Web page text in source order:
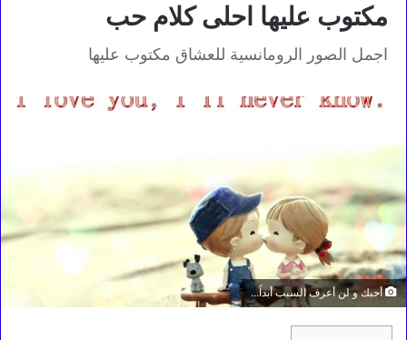
مكتوب عليها احلى كلام حب
اجمل الصور الرومانسية للعشاق مكتوب عليها
أحبك و لن أعرف السبب أبداً...